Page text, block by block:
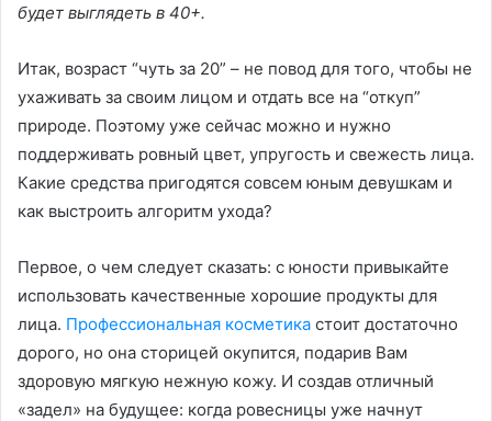
будет выглядеть в 40+.
Итак, возраст “чуть за 20” – не повод для того, чтобы не
ухаживать за своим лицом и отдать все на “откуп”
природе. Поэтому уже сейчас можно и нужно
поддерживать ровный цвет, упругость и свежесть лица.
Какие средства пригодятся совсем юным девушкам и
как выстроить алгоритм ухода?
Первое, о чем следует сказать: с юности привыкайте
использовать качественные хорошие продукты для
лица. Профессиональная косметика стоит достаточно
дорого, но она сторицей окупится, подарив Вам
здоровую мягкую нежную кожу. И создав отличный
«задел» на будущее: когда ровесницы уже начнут